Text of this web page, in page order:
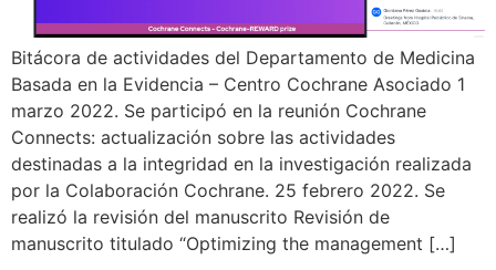
Bitácora de actividades del Departamento de Medicina
Basada en la Evidencia – Centro Cochrane Asociado 1
marzo 2022. Se participó en la reunión Cochrane
Connects: actualización sobre las actividades
destinadas a la integridad en la investigación realizada
por la Colaboración Cochrane. 25 febrero 2022. Se
realizó la revisión del manuscrito Revisión de
manuscrito titulado “Optimizing the management […]